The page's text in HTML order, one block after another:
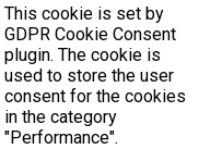
This cookie is set by
GDPR Cookie Consent
plugin. The cookie is
used to store the user
consent for the cookies
in the category
"Performance".